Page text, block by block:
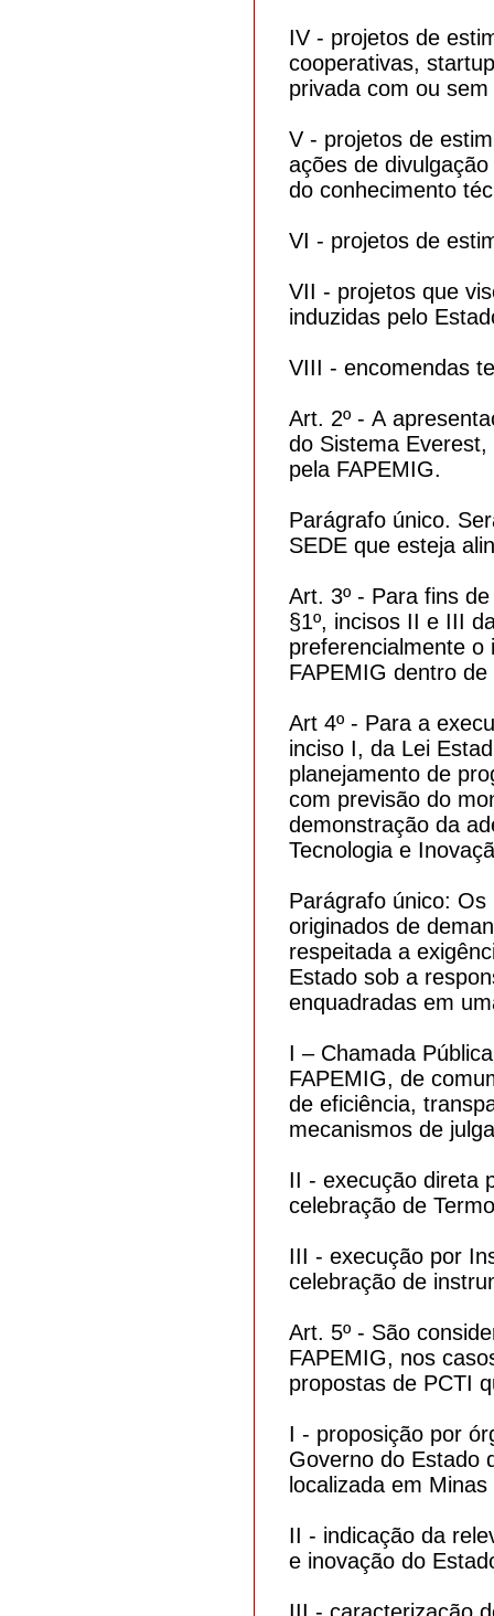
IV - projetos de
cooperativas,
privada com ou
V - projetos de
ações de
do conhecimento
VI - projetos de
VII - projetos que
induzidas pelo
VIII - encomendas
Art. 2º - A
do Sistema
pela FAPEMIG.
Parágrafo único.
SEDE que esteja
Art. 3º - Para fins
§1º, incisos II e III
preferencialmente o
FAPEMIG dentro
Art 4º - Para a
inciso I, da Lei
planejamento de
com previsão do
demonstração da
Tecnologia e
Parágrafo único:
originados de
respeitada a
Estado sob a
enquadradas em
I – Chamada
FAPEMIG, de
de eficiência,
mecanismos de
II - execução direta
celebração de
III - execução por
celebração de
Art. 5º - São
FAPEMIG, nos
propostas de PCTI
I - proposição por
Governo do Estado
localizada em
II - indicação da
e inovação do
III - caracterização